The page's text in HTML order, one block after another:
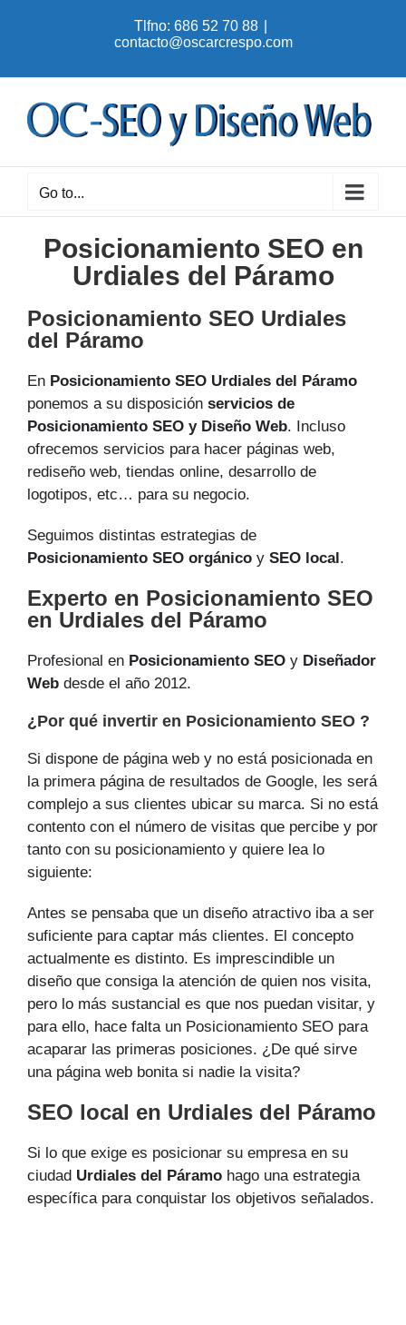
Tlfno: 686 52 70 88
contacto@oscarcrespo.com
Go to...
Posicionamiento SEO en
Urdiales del Páramo
Posicionamiento SEO Urdiales
del Páramo
En Posicionamiento SEO Urdiales del Páramo
ponemos a su disposición servicios de
Posicionamiento SEO y Diseño Web. Incluso
ofrecemos servicios para hacer páginas web,
rediseño web, tiendas online, desarrollo de
logotipos, etc… para su negocio.
Seguimos distintas estrategias de
Posicionamiento SEO orgánico y SEO local .
Experto en Posicionamiento SEO
en Urdiales del Páramo
Profesional en Posicionamiento SEO y Diseñador
Web desde el año 2012.
¿Por qué invertir en Posicionamiento SEO ?
Si dispone de página web y no está posicionada en
la primera página de resultados de Google, les será
complejo a sus clientes ubicar su marca. Si no está
contento con el número de visitas que percibe y por
tanto con su posicionamiento y quiere lea lo
siguiente:
Antes se pensaba que un diseño atractivo iba a ser
suficiente para captar más clientes. El concepto
actualmente es distinto. Es imprescindible un
diseño que consiga la atención de quien nos visita,
pero lo más sustancial es que nos puedan visitar, y
para ello, hace falta un Posicionamiento SEO para
acaparar las primeras posiciones. ¿De qué sirve
una página web bonita si nadie la visita?
SEO local en Urdiales del Páramo
Si lo que exige es posicionar su empresa en su
ciudad Urdiales del Páramo hago una estrategia
específica para conquistar los objetivos señalados.